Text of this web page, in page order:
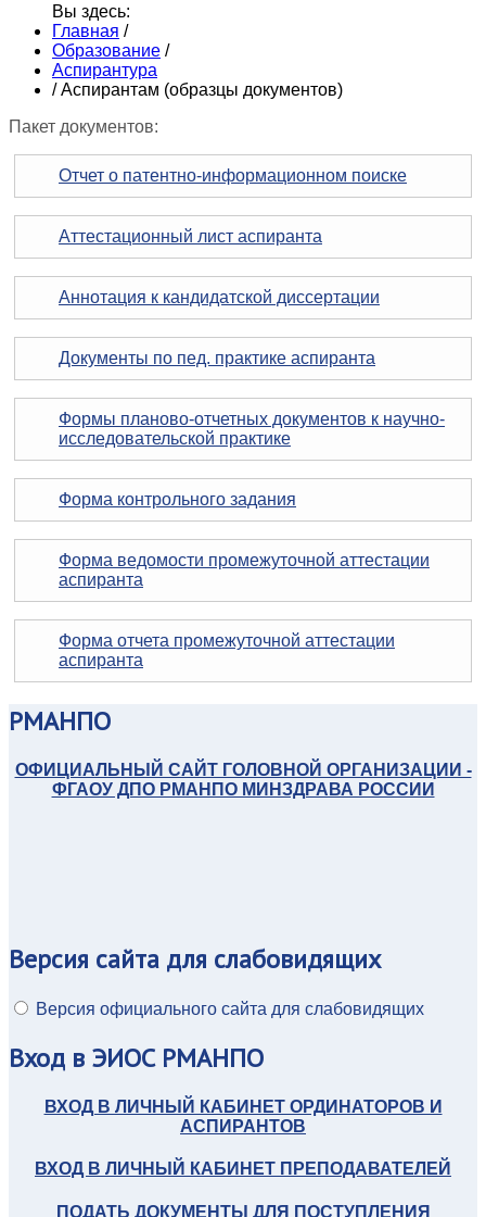
Вы здесь:
Главная /
Образование /
Аспирантура
/ Аспирантам (образцы документов)
Пакет документов:
Отчет о патентно-информационном поиске
Аттестационный лист аспиранта
Аннотация к кандидатской диссертации
Документы по пед. практике аспиранта
Формы планово-отчетных документов к научно-
исследовательской практике
Форма контрольного задания
Форма ведомости промежуточной аттестации
аспиранта
Форма отчета промежуточной аттестации
аспиранта
РМАНПО
ОФИЦИАЛЬНЫЙ САЙТ ГОЛОВНОЙ ОРГАНИЗАЦИИ -
ФГАОУ ДПО РМАНПО МИНЗДРАВА РОССИИ
Версия сайта для слабовидящих
Версия официального сайта для слабовидящих
Вход в ЭИОС РМАНПО
ВХОД В ЛИЧНЫЙ КАБИНЕТ ОРДИНАТОРОВ И
АСПИРАНТОВ
ВХОД В ЛИЧНЫЙ КАБИНЕТ ПРЕПОДАВАТЕЛЕЙ
ПОДАТЬ ДОКУМЕНТЫ ДЛЯ ПОСТУПЛЕНИЯ